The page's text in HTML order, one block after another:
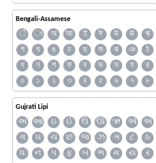
Bengali-Assamese
ঁ ং অ আ ই ঈ উ ঊ ঋ
গ
ঘ ঙ চ ছ জ ঝ ঞ ঠ
ধ
ন প ফ ব ভ ম য র
০
১ ২ ৩ ৪ ৫ ৬ ৭ ৮
Gujrati Lipi
અ આ ઇ ઈ ઉ ઊ ઋ ઍ એ
ગ
ઘ ચ છ જ ઝ ઞ ટ ઠ
ધ
ન પ ફ બ ભ મ ય ર